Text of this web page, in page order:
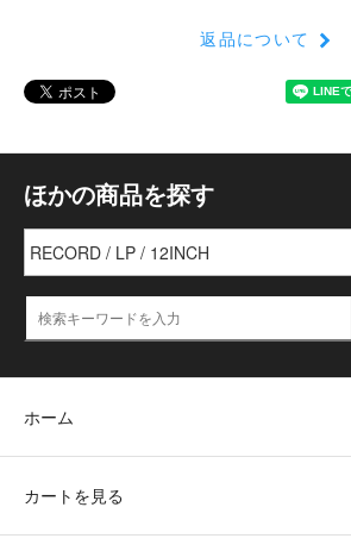
返品について
ほかの商品を探す
ホーム
カートを見る